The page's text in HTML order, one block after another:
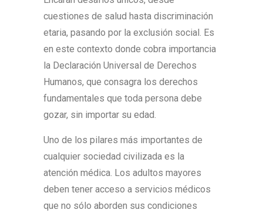
cuestiones de salud hasta discriminación
etaria, pasando por la exclusión social. Es
en este contexto donde cobra importancia
la Declaración Universal de Derechos
Humanos, que consagra los derechos
fundamentales que toda persona debe
gozar, sin importar su edad.
Uno de los pilares más importantes de
cualquier sociedad civilizada es la
atención médica. Los adultos mayores
deben tener acceso a servicios médicos
que no sólo aborden sus condiciones